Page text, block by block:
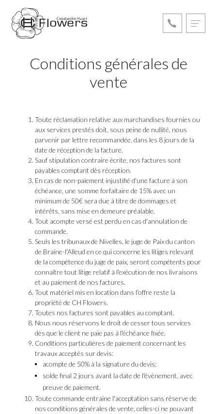
Conditions générales de
vente
Toute réclamation relative aux marchandises fournies ou
aux services prestés doit, sous peine de nullité, nous
parvenir par lettre recommandée, dans les 8 jours de la
date de réception de la facture.
Sauf stipulation contraire écrite, nos factures sont
payables comptant dès réception.
En cas de non-paiement injustifié d'une facture à son
échéance, une somme forfaitaire de 15% avec un
minimum de 50€ sera due à titre de dommages et
intérêts, sans mise en demeure préalable.
Tout acompte versé est perdu en cas d'annulation de
commande.
Seuls les tribunaux de Nivelles, le juge de Paix du canton
de Braine-l'Alleud en ce qui concerne les litiges relevant
de la compétence du juge de paix, seront compétents pour
connaître tout litige relatif à l'exécution de nos livraisons
et au paiement de nos factures.
Tout matériel mis en location dans l'offre reste la
propriété de CH Flowers.
Toutes nos factures sont payables au comptant.
Nous nous réservons le droit de cesser tous services
dès que le client ne paie pas à l'échéance fixée.
Conditions particulières de paiement concernant les
travaux acceptés sur devis:
acompte de 50% à la signature du devis;
solde final 2 jours avant la date de l'évènement, avec
preuve de paiement.
Toute commande entraine l'acceptation sans réserve de
nos conditions générales de vente, celles-ci ne pouvant